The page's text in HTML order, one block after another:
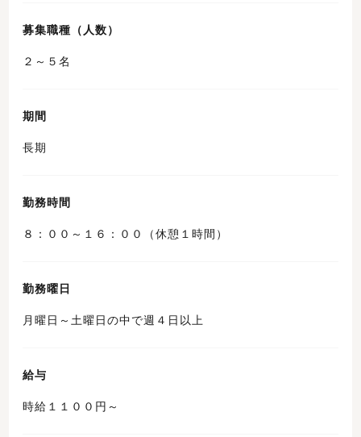
募集職種（人数）
２～５名
期間
長期
勤務時間
８：００～１６：００（休憩１時間）
勤務曜日
月曜日～土曜日の中で週４日以上
給与
時給１１００円～